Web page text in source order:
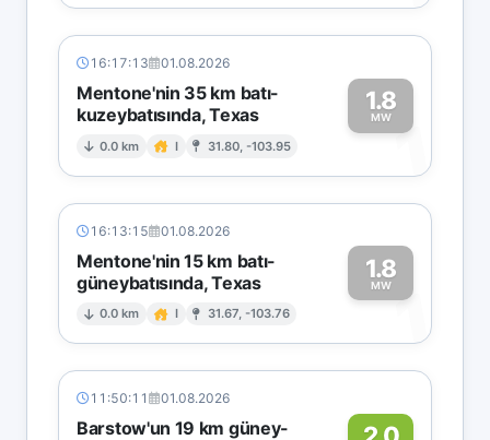
16:17:13 01.08.2026
Mentone'nin 35 km batı-
kuzeybatısında, Texas
0.0 km I 31.80, -103.95
1.8
MW1
16:13:15 01.08.2026
Mentone'nin 15 km batı-
güneybatısında, Texas
0.0 km I 31.67, -103.76
1.8
MW1
11:50:11 01.08.2026
Barstow'un 19 km güney-